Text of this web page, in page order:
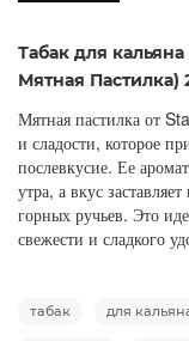
Табак для
Мятная Пастилка)
Мятная пастилка от
и сладости, которое
послевкусие. Ее
утра, а вкус
горных ручьев. Это
свежести и сладкого
табак для